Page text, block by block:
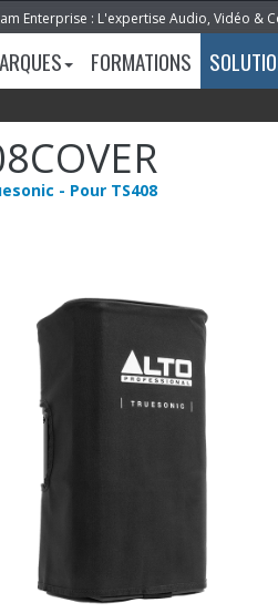
Enterprise : L'expertise Audio, Vidéo &
FORMATIONS
- Pour TS408